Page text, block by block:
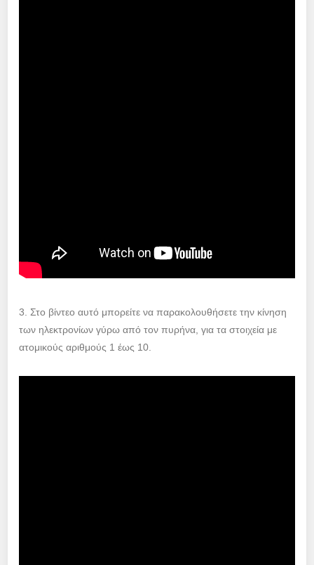
3. Στο βίντεο αυτό μπορείτε να παρακολουθήσετε την κίνηση
των ηλεκτρονίων γύρω από τον πυρήνα, για τα στοιχεία με
ατομικούς αριθμούς 1 έως 10.